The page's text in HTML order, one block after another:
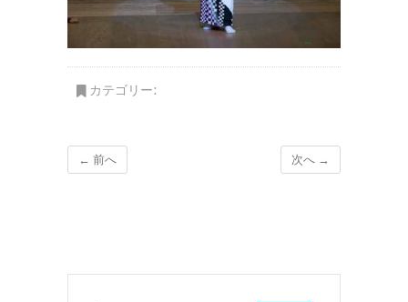
カテゴリー:
← 前へ 次へ →